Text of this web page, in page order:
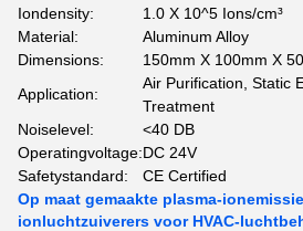
Iondensity:
1.0 X 10^5 Ions/cm³
Material:
Aluminum Alloy
Dimensions:
150mm X 100mm X
Application:
Air Purification, Static
Treatment
Noiselevel:
<40 DB
Operatingvoltage:DC 24V
Safetystandard:
CE Certified
Op maat gemaakte plasma-
ionluchtzuiverers voor HVAC-